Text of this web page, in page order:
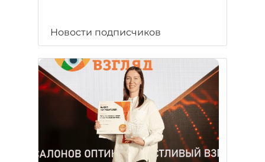
Новости подписчиков